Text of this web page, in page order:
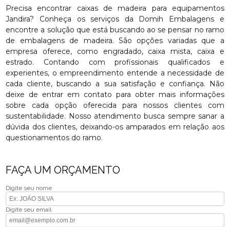
Precisa encontrar caixas de madeira para equipamentos
Jandira? Conheça os serviços da Domih Embalagens e
encontre a solução que está buscando ao se pensar no ramo
de embalagens de madeira. São opções variadas que a
empresa oferece, como engradado, caixa mista, caixa e
estrado. Contando com profissionais qualificados e
experientes, o empreendimento entende a necessidade de
cada cliente, buscando a sua satisfação e confiança. Não
deixe de entrar em contato para obter mais informações
sobre cada opção oferecida para nossos clientes com
sustentabilidade. Nosso atendimento busca sempre sanar a
dúvida dos clientes, deixando-os amparados em relação aos
questionamentos do ramo.
FAÇA UM ORÇAMENTO
Digite seu nome
Digite seu email